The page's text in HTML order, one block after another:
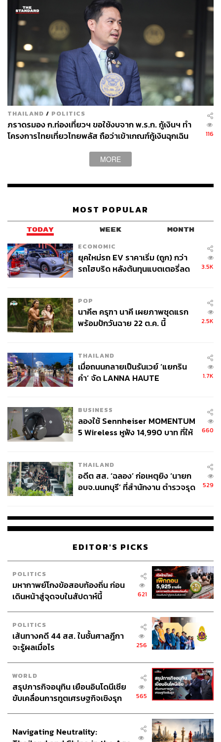
THAILAND / POLITICS
ภราดรมอง ก.ท่องเที่ยวฯ ขอใช้งบจาก พ.ร.ก. กู้เงินฯ ทำ
โครงการไทยเที่ยวไทยพลัส ถือว่าเข้าเกณฑ์กู้เงินฉุกเฉิน
116
MORE
MOST POPULAR
TODAY WEEK MONTH
ECONOMIC
ยุคใหม่รถ EV ราคาเริ่ม (ถูก) กว่า
รถไฮบริด หลังต้นทุนแบตเตอรี่ลด
3.5K
POP
นาคี๓ ครุฑา นาคี เผยภาพชุดแรก
พร้อมปักวันฉาย 22 ต.ค. นี้
2.5K
THAILAND
เมื่อถนนกลายเป็นรันเวย์ ‘แยกริน
คำ’ จัด LANNA HAUTE
1.7K
BUSINESS
ลองใช้ Sennheiser MOMENTUM
5 Wireless หูฟัง 14,990 บาท ที่ให้
660
THAILAND
อดีต สส. ‘ฉลอง’ ก่อเหตุยิง ‘นายก
อบจ.นนทบุรี’ ที่สำนักงาน ตำรวจรุด
529
EDITOR'S PICKS
POLITICS
มหากาพย์โกงข้อสอบท้องถิ่น ก่อน
เดินหน้าสู่จุดจบในสัปดาห์นี้
621
POLITICS
เส้นทางคดี 44 สส. ในชั้นศาลฎีกา
จะรู้ผลเมื่อไร
256
WORLD
สรุปภารกิจอนุทิน เยือนอินโดนีเซีย
ขับเคลื่อนการทูตเศรษฐกิจเชิงรุก
565
Navigating Neutrality: